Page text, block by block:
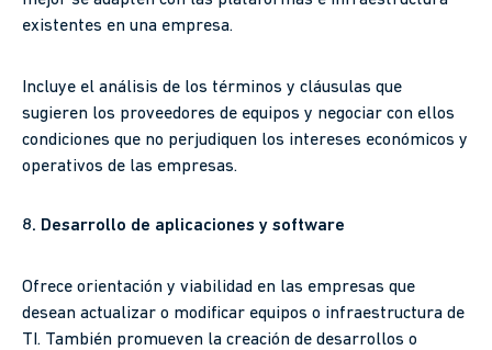
existentes en una empresa.
Incluye el análisis de los términos y cláusulas que
sugieren los proveedores de equipos y negociar con ellos
condiciones que no perjudiquen los intereses económicos y
operativos de las empresas.
8. Desarrollo de aplicaciones y software
Ofrece orientación y viabilidad en las empresas que
desean actualizar o modificar equipos o infraestructura de
TI. También promueven la creación de desarrollos o